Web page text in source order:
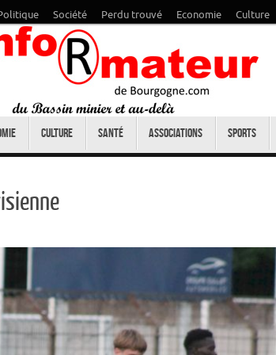
Société Perdu trouvé Economie Culture
Culture Santé Associations Sports